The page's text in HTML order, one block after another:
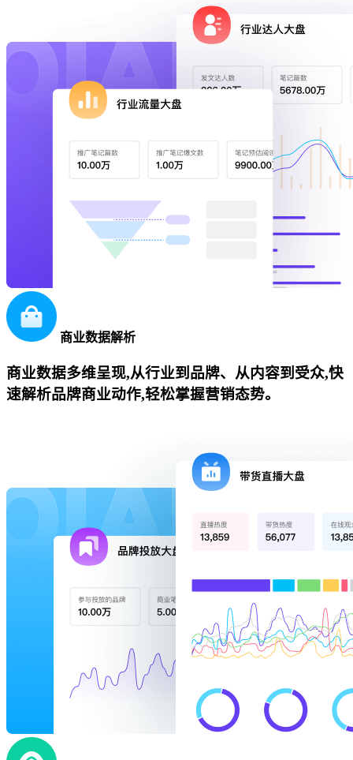
商业数据解析
商业数据多维呈现,从行业到品牌、从内容到受众,快
速解析品牌商业动作,轻松掌握营销态势。